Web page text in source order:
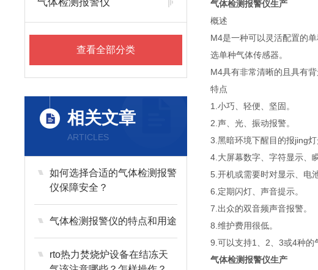
查看全部分类
相关文章
ARTICLES
如何选择合适的气体检测报警
仪保障安全？
气体检测报警仪的特点和用途
rto热力焚烧炉设备在结冻天
气体检测报警仪生产
概述
M4是一种可以灵活配置的
选单种气体传感器。
M4具有非常清晰的且具有
特点
1.小巧、轻便、坚固。
2.声、光、振动报警。
3.黑暗环境下醒目的报jing灯
4.大屏幕数字、字符显示、
5.开机或需要时对显示、电
6.定期闪灯、声音提示。
7.出众的双音频声音报警。
8.维护费用很低。
9.可以支持1、2、3或4种的
气体检测报警仪生产